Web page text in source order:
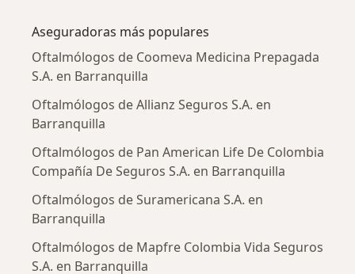
Aseguradoras más populares
Oftalmólogos de Coomeva Medicina Prepagada
S.A. en Barranquilla
Oftalmólogos de Allianz Seguros S.A. en
Barranquilla
Oftalmólogos de Pan American Life De Colombia
Compañía De Seguros S.A. en Barranquilla
Oftalmólogos de Suramericana S.A. en
Barranquilla
Oftalmólogos de Mapfre Colombia Vida Seguros
S.A. en Barranquilla